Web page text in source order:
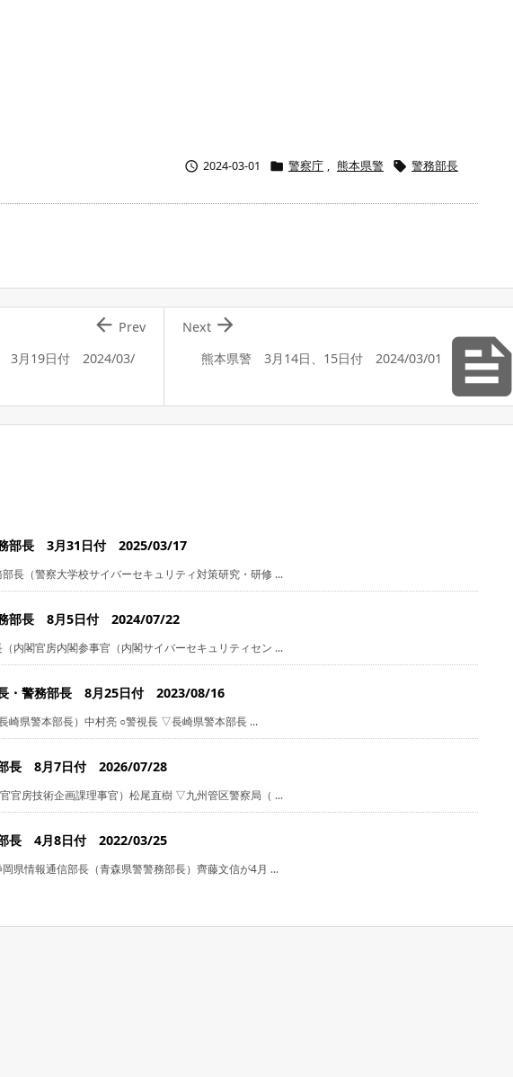
 2024-03-01  警察庁 , 熊本県警  警務部長

熊本県警 3月14日、15日付 2024/03/01

Next
3月19日付 2024/03/
 Prev
部長 3月31日付 2025/03/17
長（警察大学校サイバーセキュリティ対策研究・研修 ...
部長 8月5日付 2024/07/22
内閣官房内閣参事官（内閣サイバーセキュリティセン ...
・警務部長 8月25日付 2023/08/16
崎県警本部長）中村亮 ○警視長 ▽長崎県警本部長 ...
部長 8月7日付 2026/07/28
官房技術企画課理事官）松尾直樹 ▽九州管区警察局（ ...
部長 4月8日付 2022/03/25
県情報通信部長（青森県警警務部長）齊藤文信が4月 ...